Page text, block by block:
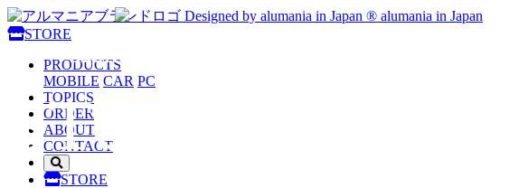
alumania
STORE
Designed by alumania in Japan ® alumania in Japan
STORE
PRODUCTS
MOBILE CAR PC
TOPICS
ORDER
ABOUT
CONTACT
サ
イ
STORE